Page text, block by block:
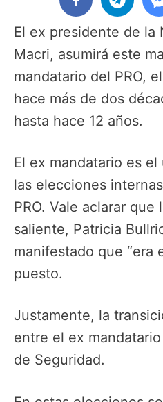
El ex presidente de la
Macri, asumirá este
mandatario del PRO,
hace más de dos
hasta hace 12 años.
El ex mandatario es
las elecciones
PRO. Vale aclarar que
saliente, Patricia
manifestado que “era
puesto.
Justamente, la
entre el ex
de Seguridad.